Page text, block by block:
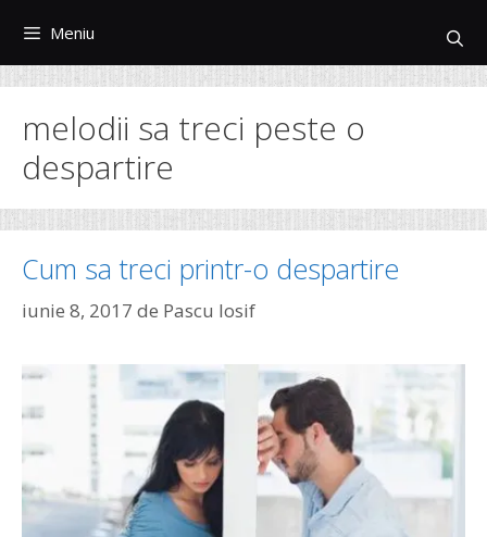
conținut
Meniu
melodii sa treci peste o
despartire
Cum sa treci printr-o despartire
iunie 8, 2017 de Pascu Iosif